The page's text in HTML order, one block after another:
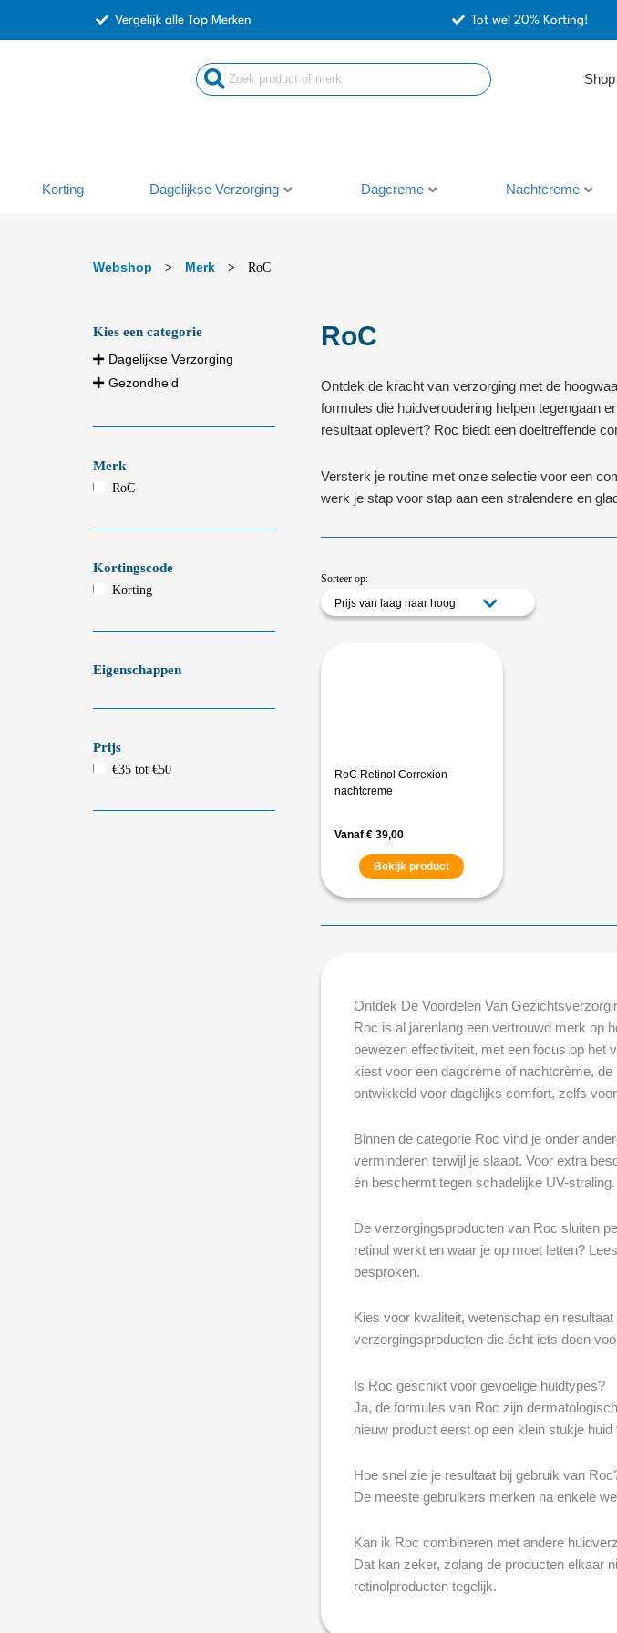
Vergelijk alle Top Merken Tot wel 20% Korting!
Search
...
Korting Dagelijkse Verzorging Dagcreme Nachtcreme
Webshop > Merk > RoC
Kies een categorie
Dagelijkse Verzorging
Gezondheid
Merk
RoC
Kortingscode
Korting
Eigenschappen
Prijs
€35 tot €50
RoC
Ontdek de kracht van verzorging met de
formules die huidveroudering helpen tegengaan
resultaat oplevert? Roc biedt een doeltreffende
Versterk je routine met onze selectie voor een
werk je stap voor stap aan een stralendere en
Sorteer op:
Prijs van laag naar hoog
RoC Retinol Correxion
nachtcreme
Vanaf € 39,00
Bekijk product
Ontdek De Voordelen Van
Roc is al jarenlang een vertrouwd merk op
bewezen effectiviteit, met een focus op het
kiest voor een dagcrème of nachtcrème,
ontwikkeld voor dagelijks comfort, zelfs
Binnen de categorie Roc vind je onder
verminderen terwijl je slaapt. Voor extra
én beschermt tegen schadelijke UV-straling.
De verzorgingsproducten van Roc sluiten
retinol werkt en waar je op moet letten?
besproken.
Kies voor kwaliteit, wetenschap en
verzorgingsproducten die écht iets doen
Is Roc geschikt voor gevoelige huidtypes?
Ja, de formules van Roc zijn
nieuw product eerst op een klein stukje huid
Hoe snel zie je resultaat bij gebruik van
De meeste gebruikers merken na enkele
Kan ik Roc combineren met andere
Dat kan zeker, zolang de producten elkaar
retinolproducten tegelijk.